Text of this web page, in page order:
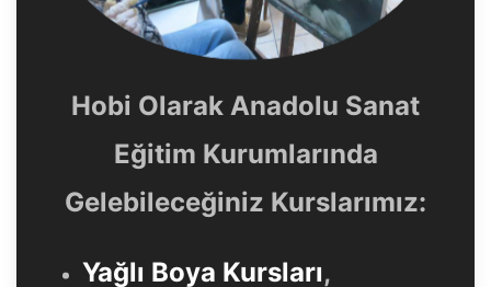
Hobi Olarak Anadolu Sanat
Eğitim Kurumlarında
Gelebileceğiniz Kurslarımız:
Yağlı Boya Kursları,